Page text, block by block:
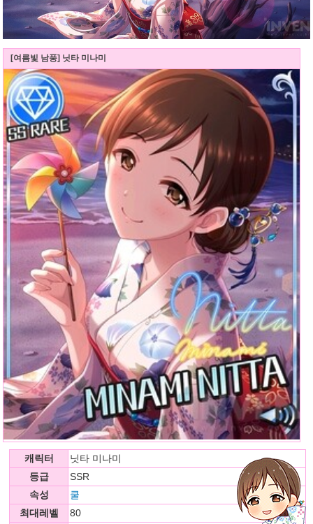
[여름빛 남풍] 닛타 미나미
캐릭터
닛타 미나미
등급
SSR
속성
쿨
최대레벨
80